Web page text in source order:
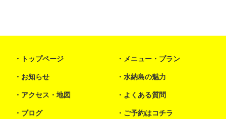
トップページ メニュー・プラン
お知らせ 水納島の魅力
アクセス・地図 よくある質問
ブログ ご予約はコチラ